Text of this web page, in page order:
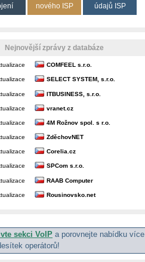
nového ISP
údajů ISP
Nejnovější zprávy z databáze
COMFEEL s.r.o.
SELECT SYSTEM, s.r.o.
ITBUSINESS, s.r.o.
vranet.cz
4M Rožnov spol. s r.o.
ZděchovNET
Corelia.cz
SPCom s.r.o.
RAAB Computer
Rousinovsko.net
sekci VoIP a porovnejte nabídku více
operátorů!